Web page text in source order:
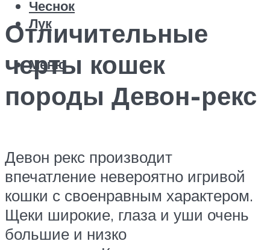
Чеснок
Лук
Меню
Отличительные
черты кошек
породы Девон-рекс
Девон рекс производит
впечатление невероятно игривой
кошки с своенравным характером.
Щеки широкие, глаза и уши очень
большие и низко